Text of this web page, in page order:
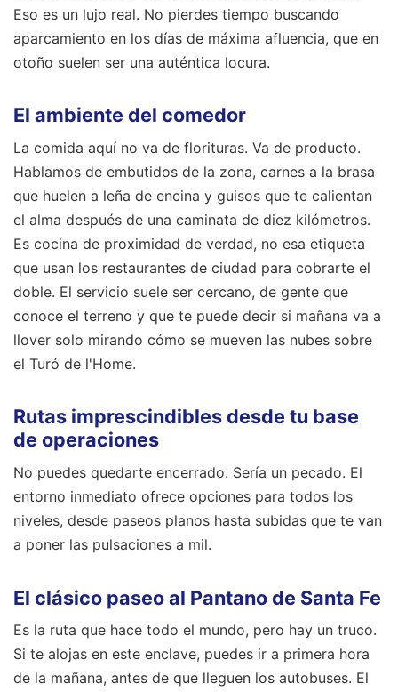
Eso es un lujo real. No pierdes tiempo buscando
aparcamiento en los días de máxima afluencia, que en
otoño suelen ser una auténtica locura.
El ambiente del comedor
La comida aquí no va de florituras. Va de producto.
Hablamos de embutidos de la zona, carnes a la brasa
que huelen a leña de encina y guisos que te calientan
el alma después de una caminata de diez kilómetros.
Es cocina de proximidad de verdad, no esa etiqueta
que usan los restaurantes de ciudad para cobrarte el
doble. El servicio suele ser cercano, de gente que
conoce el terreno y que te puede decir si mañana va a
llover solo mirando cómo se mueven las nubes sobre
el Turó de l'Home.
Rutas imprescindibles desde tu base
de operaciones
No puedes quedarte encerrado. Sería un pecado. El
entorno inmediato ofrece opciones para todos los
niveles, desde paseos planos hasta subidas que te van
a poner las pulsaciones a mil.
El clásico paseo al Pantano de Santa Fe
Es la ruta que hace todo el mundo, pero hay un truco.
Si te alojas en este enclave, puedes ir a primera hora
de la mañana, antes de que lleguen los autobuses. El